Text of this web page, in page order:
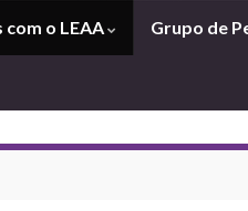
com o LEAA Grupo de